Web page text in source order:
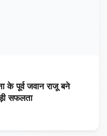
के पूर्व जवान राजू बने
सफलता